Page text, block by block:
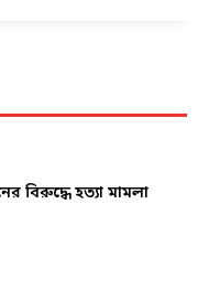
বিরুদ্ধে হত্যা মামলা